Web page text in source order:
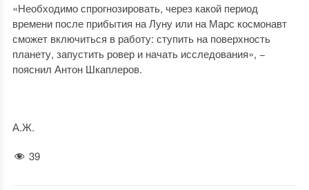
«Необходимо спрогнозировать, через какой период
времени после прибытия на Луну или на Марс космонавт
сможет включиться в работу: ступить на поверхность
планету, запустить ровер и начать исследования», −
пояснил Антон Шкаплеров.
А.Ж.
39